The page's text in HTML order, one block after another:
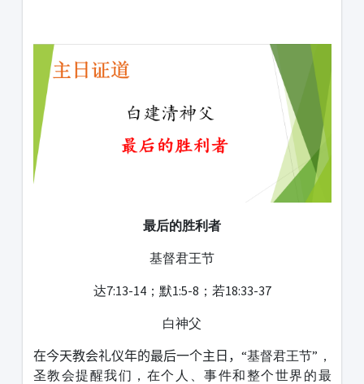
最后的胜利者
基督君王节
达7:13-14；默1:5-8；若18:33-37
白神父
在今天教会礼仪年的最后一个主日，“基督君王节”，
圣教会提醒我们，在个人、事件和整个世界的最